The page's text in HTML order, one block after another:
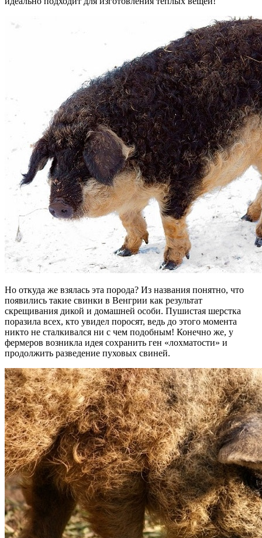
Но откуда же взялась эта порода? Из названия понятно, что
появились такие свинки в Венгрии как результат
скрещивания дикой и домашней особи. Пушистая шерстка
поразила всех, кто увидел поросят, ведь до этого момента
никто не сталкивался ни с чем подобным! Конечно же, у
фермеров возникла идея сохранить ген «лохматости» и
продолжить разведение пуховых свиней.